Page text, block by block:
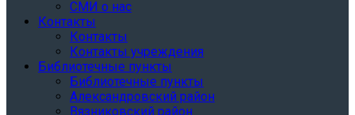
СМИ о нас
Контакты
Контакты
Контакты учреждения
Библиотечные пункты
Библиотечные пункты
Александровский район
Вязниковский район